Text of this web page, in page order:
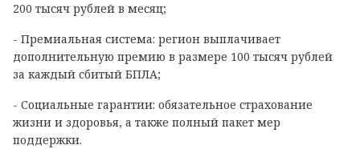
200 тысяч рублей в месяц;
- Премиальная система: регион выплачивает
дополнительную премию в размере 100 тысяч рублей
за каждый сбитый БПЛА;
- Социальные гарантии: обязательное страхование
жизни и здоровья, а также полный пакет мер
поддержки.